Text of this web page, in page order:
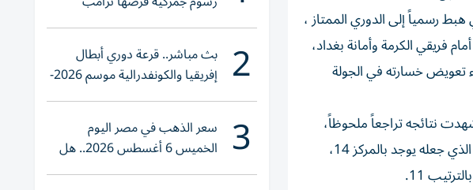
رسمياً إلى الدوري الممتاز ،
فريقي الكرمة وأمانة بغداد،
برصيد 3 نقاط، بينما يحاول الميناء تعويض خسارته في الجولة
نتائجه تراجعاً ملحوظاً،
يحاول استثمار عاملي الأرض والجمهور للعودة مجدداً إلى سكة الانتصارات لكي يرفع رصيده البالغ 38 نقطة الذي جعله يوجد بالمركز 14،
2 بث مباشر.. قرعة دوري أبطال
إفريقيا والكونفدرالية موسم 2026-
2027
3 سعر الذهب في مصر اليوم
الخميس 6 أغسطس 2026.. هل
تنوي الشراء؟